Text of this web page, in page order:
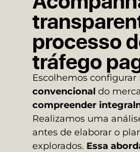
processo
tráfego
Escolhemos configurar
convencional do
compreender
Realizamos uma
antes de elaborar o
explorados. Essa